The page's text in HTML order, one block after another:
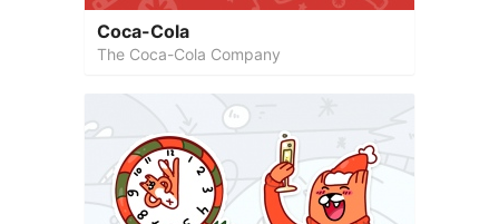
Coca-Cola
The Coca-Cola Company